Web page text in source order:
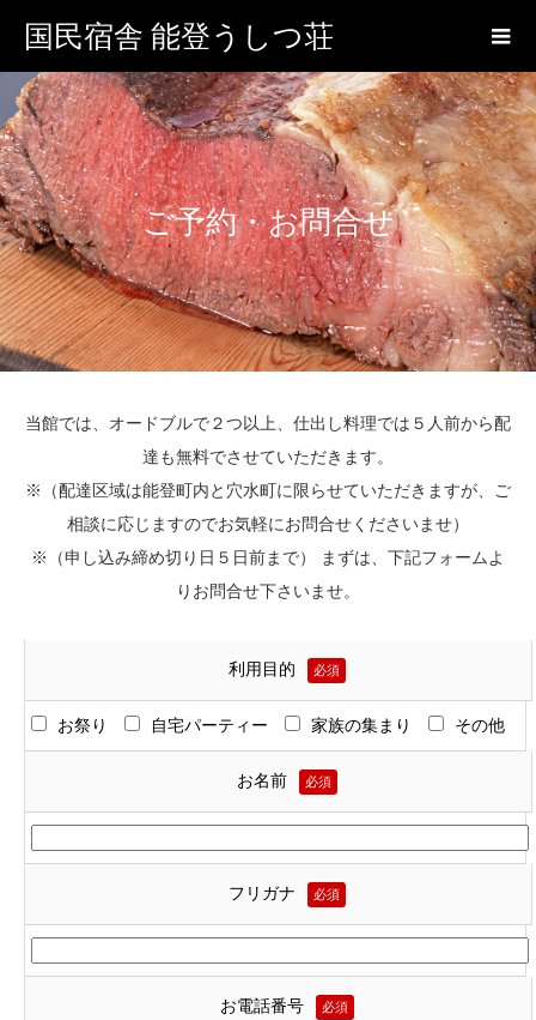
国民宿舎 能登うしつ荘
ご予約・お問合せ
当館では、オードブルで２つ以上、仕出し料理では５人前から配
達も無料でさせていただきます。
※（配達区域は能登町内と穴水町に限らせていただきますが、ご
相談に応じますのでお気軽にお問合せくださいませ）
※（申し込み締め切り日５日前まで） まずは、下記フォームよ
りお問合せ下さいませ。
利用目的 必須
お祭り 自宅パーティー 家族の集まり その他
お名前 必須
フリガナ 必須
お電話番号 必須